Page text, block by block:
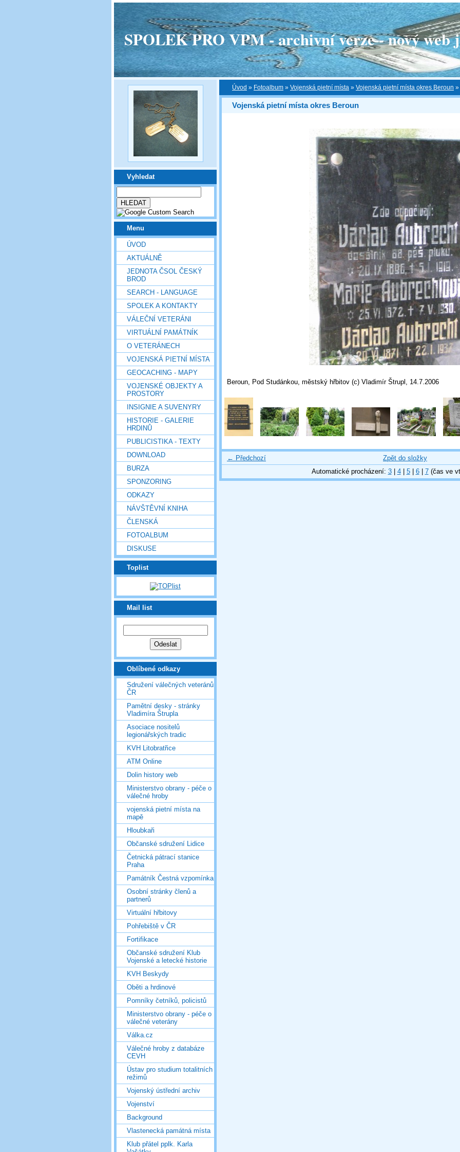
SPOLEK PRO VPM - archivní verze - nový web
Vyhledat
Menu
ÚVOD
AKTUÁLNĚ
JEDNOTA ČSOL ČESKÝ
BROD
SEARCH - LANGUAGE
SPOLEK A KONTAKTY
VÁLEČNÍ VETERÁNI
VIRTUÁLNÍ PAMÁTNÍK
O VETERÁNECH
VOJENSKÁ PIETNÍ MÍSTA
GEOCACHING - MAPY
VOJENSKÉ OBJEKTY A
PROSTORY
INSIGNIE A SUVENYRY
HISTORIE - GALERIE
HRDINŮ
PUBLICISTIKA - TEXTY
DOWNLOAD
BURZA
SPONZORING
ODKAZY
NÁVŠTĚVNÍ KNIHA
ČLENSKÁ
FOTOALBUM
DISKUSE
Toplist
Mail list
Oblíbené odkazy
Sdružení válečných veteránů
ČR
Pamětní desky - stránky
Vladimíra Štrupla
Asociace nositelů
legionářských tradic
KVH Litobratřice
ATM Online
Dolin history web
Ministerstvo obrany - péče o
válečné hroby
vojenská pietní místa na
mapě
Hloubkaři
Občanské sdružení Lidice
Četnická pátrací stanice
Praha
Památník Čestná vzpomínka
Osobní stránky členů a
partnerů
Virtuální hřbitovy
Pohřebiště v ČR
Fortifikace
Občanské sdružení Klub
Vojenské a letecké historie
KVH Beskydy
Oběti a hrdinové
Pomníky četníků, policistů
Ministerstvo obrany - péče o
válečné veterány
Válka.cz
Válečné hroby z databáze
CEVH
Ústav pro studium totalitních
režimů
Vojenský ústřední archiv
Vojenství
Background
Vlastenecká památná místa
Klub přátel pplk. Karla
Úvod » Fotoalbum » Vojenská pietní místa » Vojenská pietní místa okres Beroun »
Vojenská pietní místa okres Beroun
Beroun, Pod Studánkou, městský hřbitov (c) Vladimír Štrupl, 14.7.2006
← Předchozí
Zpět do složky
Automatické procházení: 3| 4| 5| 6| 7(čas ve